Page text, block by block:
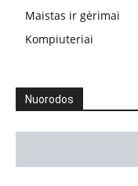
Maistas ir gėrimai
Kompiuteriai
Nuorodos